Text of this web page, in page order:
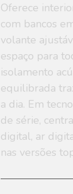
Oferece
com bancos
volante
espaço para
isolamento
equilibrada
a dia. Em
de série,
digital, ar
nas versões